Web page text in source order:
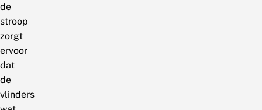
de
stroop
zorgt
ervoor
dat
de
vlinders